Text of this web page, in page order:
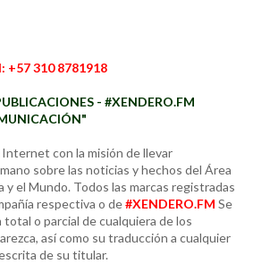
+57 310 8781918
- #XENDERO.FM
con la misión de llevar
sobre las noticias y hechos del Área
el Mundo. Todos las marcas registradas
respectiva o de#XENDERO.FM Se
o parcial de cualquiera de los
así como su traducción a cualquier
de su titular.